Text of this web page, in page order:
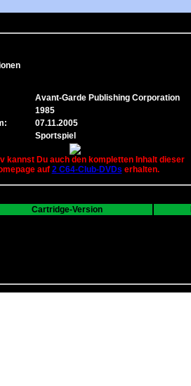
Avant-Garde Publishing Corporation
1985
07.11.2005
Sportspiel
kannst Du auch den kompletten Inhalt dieser
auf 2 C64-Club-DVDs erhalten.
Cartridge-Version